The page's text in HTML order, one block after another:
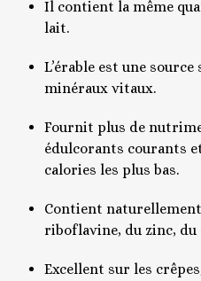
Il contient la même
lait.
L’érable est une
minéraux vitaux.
Fournit plus de
édulcorants courants
calories les plus bas.
Contient
riboflavine, du zinc, du
Excellent sur les